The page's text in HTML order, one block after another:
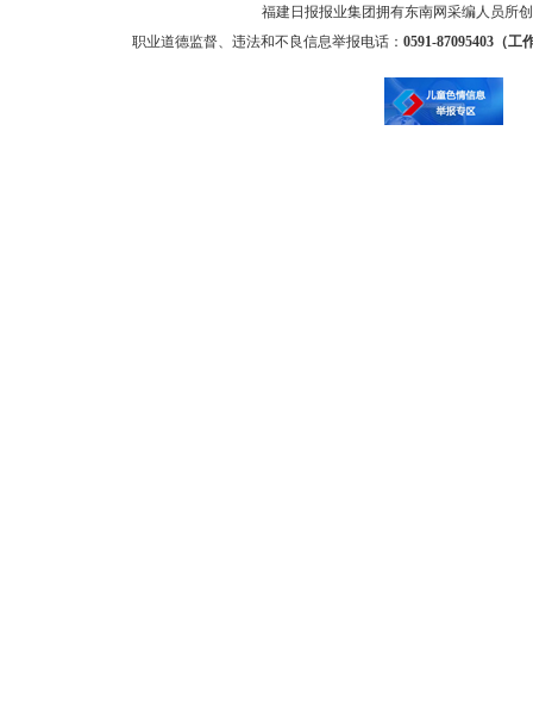
福建日报报业集团拥有东南网采编人员所
职业道德监督、违法和不良信息举报电话： 0591-87095403（工